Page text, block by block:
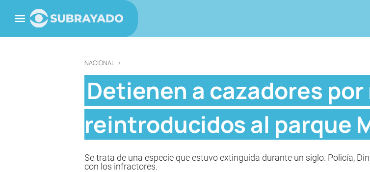
NACIONAL >
Detienen a cazadores
reintroducidos al parque
Se trata de una especie que estuvo extinguida durante un siglo. Policía,
con los infractores.